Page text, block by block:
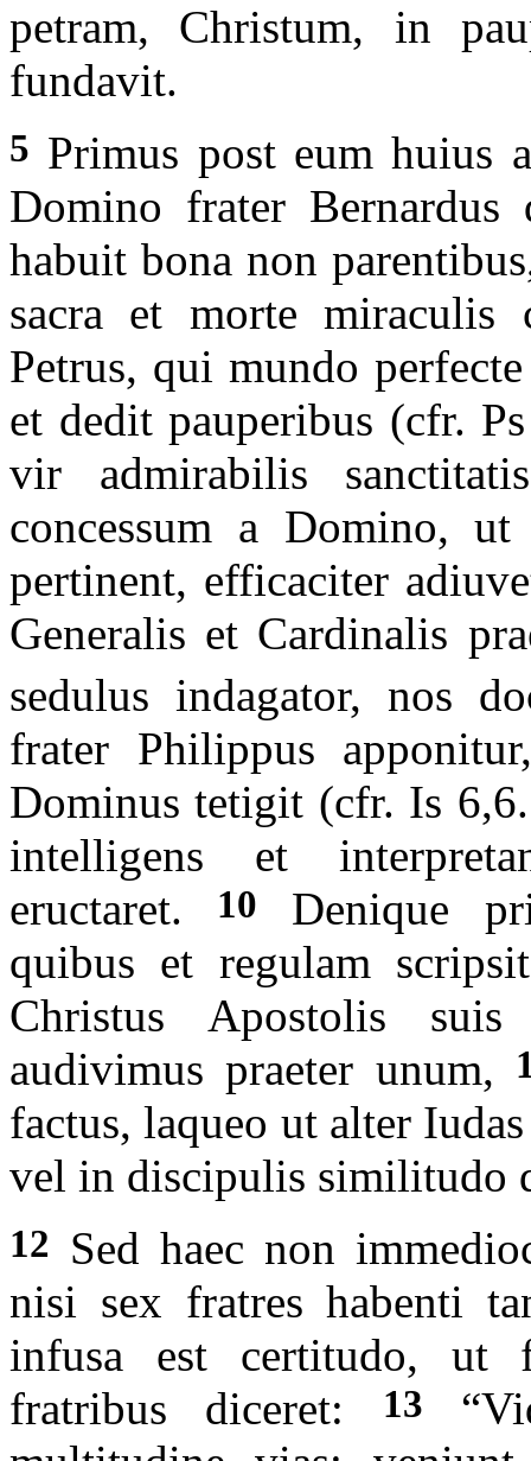
petram, Christum, in
fundavit.
5 Primus post eum huius
Domino frater
habuit bona non
sacra et morte
Petrus, qui mundo
et dedit pauperibus (cfr.
vir admirabilis
concessum a Domino,
pertinent, efficaciter
Generalis et Cardinalis
sedulus indagator, nos
frater Philippus
Dominus tetigit (cfr. Is
intelligens et
eructaret.
10
Denique
quibus et regulam
Christus Apostolis
audivimus praeter unum,
factus, laqueo ut alter
vel in discipulis similitudo
12 Sed haec non
nisi sex fratres habenti
infusa est certitudo, ut
fratribus diceret:
13